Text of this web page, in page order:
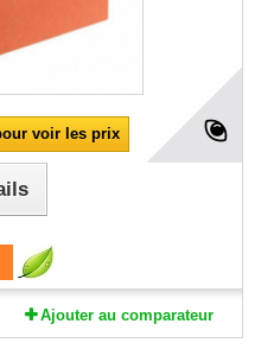
voir les prix
Ajouter au comparateur